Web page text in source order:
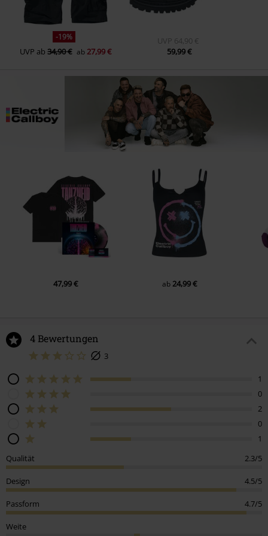
-19%
UVP ab34,90 € ab 27,99 €
UVP 64,90 €
59,99 €
47,99 € ab 24,99 €
4 Bewertungen
3
1
0
2
0
1
Qualität
2.3/5
Design 4.5/5
Passform 4.7/5
Weite